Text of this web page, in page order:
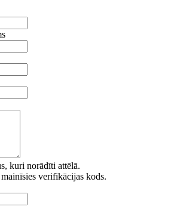
kuri norādīti attēlā.
verifikācijas kods.